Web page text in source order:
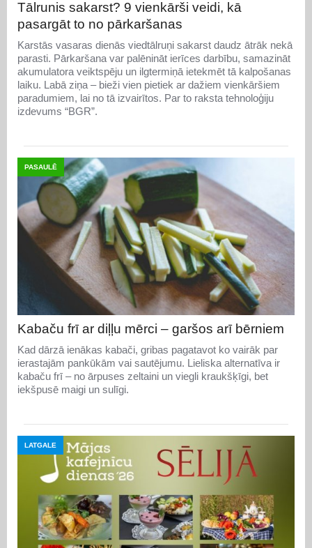
Tālrunis sakarst? 9 vienkārši veidi, kā
pasargāt to no pārkaršanas
Karstās vasaras dienās viedtālruņi sakarst daudz ātrāk nekā
parasti. Pārkaršana var palēnināt ierīces darbību, samazināt
akumulatora veiktspēju un ilgtermiņā ietekmēt tā kalpošanas
laiku. Labā ziņa – bieži vien pietiek ar dažiem vienkāršiem
paradumiem, lai no tā izvairītos. Par to raksta tehnoloģiju
izdevums “BGR”.
PASAULĒ
Kabaču frī ar diļļu mērci – garšos arī bērniem
Kad dārzā ienākas kabači, gribas pagatavot ko vairāk par
ierastajām pankūkām vai sautējumu. Lieliska alternatīva ir
kabaču frī – no ārpuses zeltaini un viegli kraukšķīgi, bet
iekšpusē maigi un sulīgi.
LATGALE